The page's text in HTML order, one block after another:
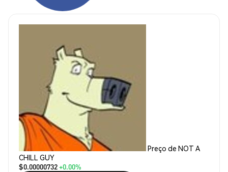
Preço de NOT A
CHILL GUY
$0.00000732+0.00%